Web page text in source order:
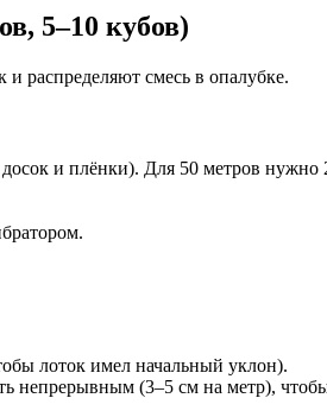
5–10 кубов)
распределяют смесь в опалубке.
и плёнки). Для 50 метров нужно
лоток имел начальный уклон).
непрерывным (3–5 см на метр),